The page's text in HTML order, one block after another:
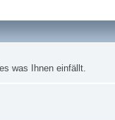
was Ihnen einfällt.